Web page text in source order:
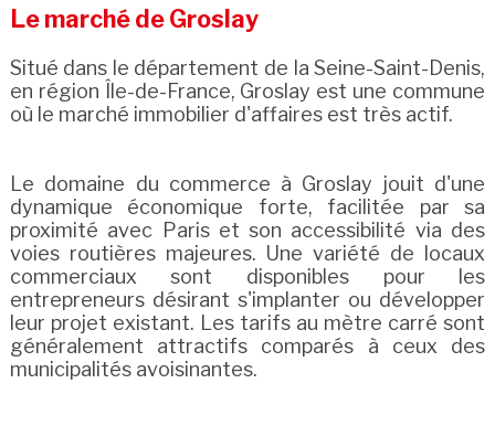
Le marché de Groslay
Situé dans le département de la Seine-Saint-Denis,
en région Île-de-France, Groslay est une commune
où le marché immobilier d'affaires est très actif.
Le domaine du commerce à Groslay jouit d'une
dynamique économique forte, facilitée par sa
proximité avec Paris et son accessibilité via des
voies routières majeures. Une variété de locaux
commerciaux sont disponibles pour les
entrepreneurs désirant s'implanter ou développer
leur projet existant. Les tarifs au mètre carré sont
généralement attractifs comparés à ceux des
municipalités avoisinantes.